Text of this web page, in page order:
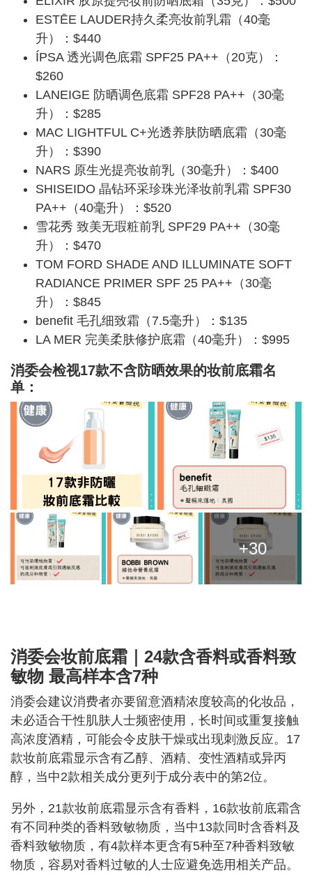
ESTĒE LAUDER持久柔亮妆前乳霜（40毫
升）：$440
ÍPSA 透光调色底霜 SPF25 PA++（20克）：
$260
LANEIGE 防晒调色底霜 SPF28 PA++（30毫
升）：$285
MAC LIGHTFUL C+光透养肤防晒底霜（30毫
升）：$390
NARS 原生光提亮妆前乳（30毫升）：$400
SHISEIDO 晶钻环采珍珠光泽妆前乳霜 SPF30
PA++（40毫升）：$520
雪花秀 致美无瑕粧前乳 SPF29 PA++（30毫
升）：$470
TOM FORD SHADE AND ILLUMINATE SOFT
RADIANCE PRIMER SPF 25 PA++（30毫
升）：$845
benefit 毛孔细致霜（7.5毫升）：$135
LA MER 完美柔肤修护底霜（40毫升）：$995
消委会检视17款不含防晒效果的妆前底霜名
单：
+30
消委会妆前底霜｜24款含香料或香料致
敏物 最高样本含7种
消委会建议消费者亦要留意酒精浓度较高的化妆品，
未必适合干性肌肤人士频密使用，长时间或重复接触
高浓度酒精，可能会令皮肤干燥或出现刺激反应。17
款妆前底霜显示含有乙醇、酒精、变性酒精或异丙
醇，当中2款相关成分更列于成分表中的第2位。
另外，21款妆前底霜显示含有香料，16款妆前底霜含
有不同种类的香料致敏物质，当中13款同时含香料及
香料致敏物质，有4款样本更含有5种至7种香料致敏
物质，容易对香料过敏的人士应避免选用相关产品。